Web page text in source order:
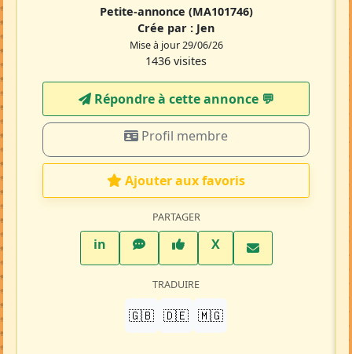
Petite-annonce (MA101746)
Crée par : Jen
Mise à jour 29/06/26
1436 visites
Répondre à cette annonce 💬​
Profil membre
Ajouter aux favoris
PARTAGER
inLinkedInWhatsAppFacebook
XTwitter X
TRADUIRE
🇬🇧 🇩🇪 🇲🇬